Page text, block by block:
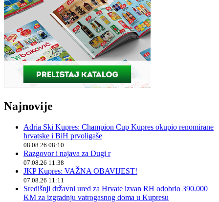
Najnovije
Adria Ski Kupres: Champion Cup Kupres okupio renomirane
hrvatske i BiH prvoligaše
08.08.26 08:10
Razgovor i najava za Dugi r
07.08.26 11:38
JKP Kupres: VAŽNA OBAVIJEST!
07.08.26 11:11
Središnji državni ured za Hrvate izvan RH odobrio 390.000
KM za izgradnju vatrogasnog doma u Kupresu